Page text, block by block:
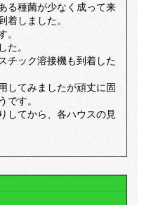
る種菌が少なく成って来
着しました。
。
た。
チック溶接機も到着した
してみましたが頑丈に固
です。
してから、各ハウスの見